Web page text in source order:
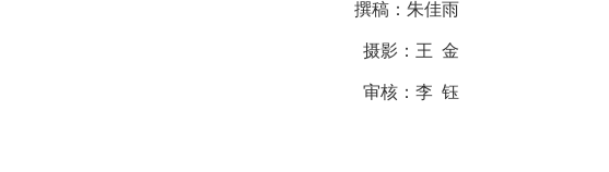
撰稿：朱佳雨
摄影：王 金
审核：李 钰